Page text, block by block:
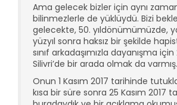
Ama gelecek bizler için aynı
bilinmezlerle de yüklüydü. Bizi
gelecekte, 50. yıldönümümüzde,
yüzyıl sonra haksız bir şekilde
sınıf arkadaşımızla dayanışma için
Silivri’de bir arada olmak da varmış.
Onun 1 Kasım 2017 tarihinde
kısa bir süre sonra 25 Kasım 2017